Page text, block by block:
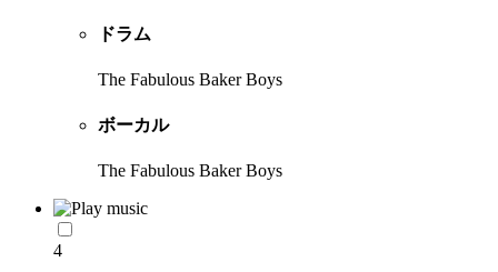
ドラム
The Fabulous Baker Boys
ボーカル
The Fabulous Baker Boys
4